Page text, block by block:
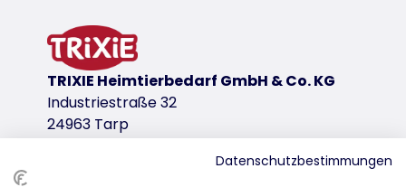
Webstoff
Polyester-Bezug
Bezug und Kissen sind für eine hygienische
hohe Waschtemperatur entfernt effektiv Keime,
Polyestervlies-Füllung
herausnehmbares Kissen, gesteppt
Rand: wasserabweisender Innenbezug
TRIXIE Heimtierbedarf GmbH & Co. KG
Industriestraße 32
24963 Tarp
Datenschutzbestimmungen